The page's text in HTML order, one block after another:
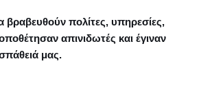
πολίτες, υπηρεσίες,
απινιδωτές και έγιναν
μας.